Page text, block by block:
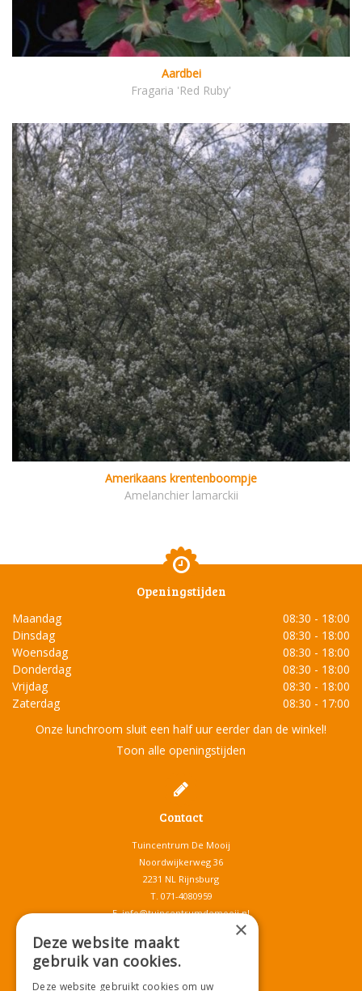
Aardbei
Fragaria 'Red Ruby'
Amerikaans krentenboompje
Amelanchier lamarckii
Openingstijden
Maandag
08:30 - 18:00
Dinsdag
08:30 - 18:00
Woensdag
08:30 - 18:00
Donderdag
08:30 - 18:00
Vrijdag
08:30 - 18:00
Zaterdag
08:30 - 17:00
Onze lunchroom sluit een half uur eerder dan de winkel!
Toon alle openingstijden
Contact
Tuincentrum De Mooij
Noordwijkerweg 36
2231 NL Rijnsburg
T. 071-4080959
E.info@tuincentrumdemooij.nl
Download onze App!
×
Deze website maakt
gebruik van cookies.
Deze website gebruikt cookies om uw